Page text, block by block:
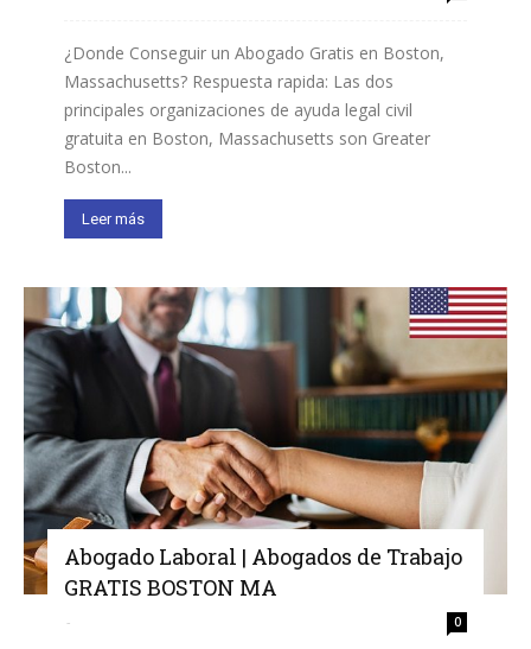
¿Donde Conseguir un Abogado Gratis en Boston,
Massachusetts? Respuesta rapida: Las dos
principales organizaciones de ayuda legal civil
gratuita en Boston, Massachusetts son Greater
Boston...
Leer más
Abogado Laboral | Abogados de Trabajo
GRATIS BOSTON MA
- 0